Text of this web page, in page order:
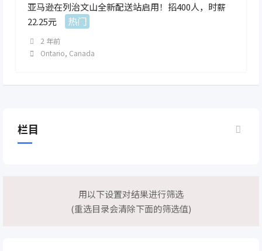
亚马逊在列治文山全新配送站启用！招400人，时薪
22.25元
热门
2 年前
Ontario, Canada
栏目
用以下设置对结果进行筛选
(重选目录会清除下面的筛选值)